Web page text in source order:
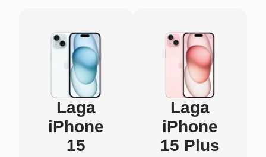
Laga
iPhone
15
Laga
iPhone
15 Plus